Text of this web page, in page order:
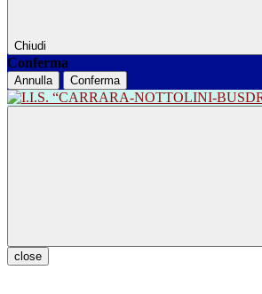
Chiudi
Conferma
Annulla Conferma
close